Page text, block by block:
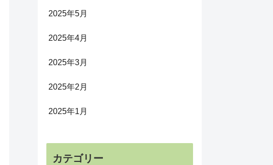
2025年5月
2025年4月
2025年3月
2025年2月
2025年1月
カテゴリー